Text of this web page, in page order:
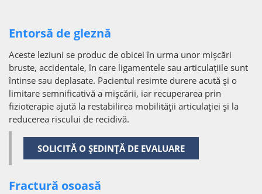
Entorsă de gleznă
Aceste leziuni se produc de obicei în urma unor mișcări
bruste, accidentale, în care ligamentele sau articulațiile sunt
întinse sau deplasate. Pacientul resimte durere acută și o
limitare semnificativă a mișcării, iar recuperarea prin
fizioterapie ajută la restabilirea mobilității articulației și la
reducerea riscului de recidivă.
SOLICITĂ O ȘEDINȚĂ DE EVALUARE
Fractură osoasă